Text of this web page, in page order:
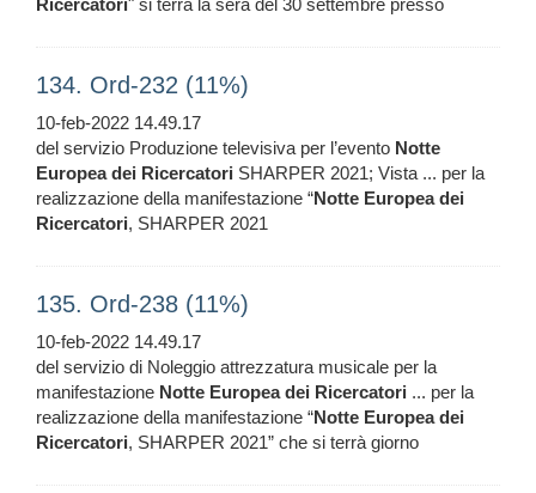
Ricercatori" si terrà la sera del 30 settembre presso
134. Ord-232 (11%)
10-feb-2022 14.49.17
del servizio Produzione televisiva per l’evento Notte
Europea dei Ricercatori SHARPER 2021; Vista ... per la
realizzazione della manifestazione “Notte Europea dei
Ricercatori, SHARPER 2021
135. Ord-238 (11%)
10-feb-2022 14.49.17
del servizio di Noleggio attrezzatura musicale per la
manifestazione Notte Europea dei Ricercatori ... per la
realizzazione della manifestazione “Notte Europea dei
Ricercatori, SHARPER 2021” che si terrà giorno